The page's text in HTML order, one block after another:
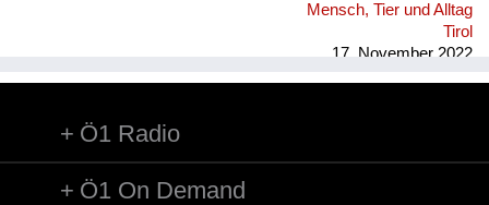
Mensch, Tier und Alltag
Tirol
17. November 2022
Ö1 Radio
Ö1 On Demand